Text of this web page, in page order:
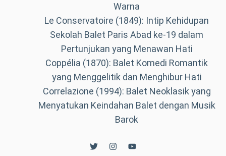
Warna
Le Conservatoire (1849): Intip Kehidupan
Sekolah Balet Paris Abad ke-19 dalam
Pertunjukan yang Menawan Hati
Coppélia (1870): Balet Komedi Romantik
yang Menggelitik dan Menghibur Hati
Correlazione (1994): Balet Neoklasik yang
Menyatukan Keindahan Balet dengan Musik
Barok